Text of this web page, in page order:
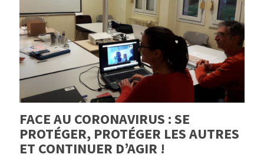
FACE AU CORONAVIRUS : SE
PROTÉGER, PROTÉGER LES AUTRES
ET CONTINUER D’AGIR !